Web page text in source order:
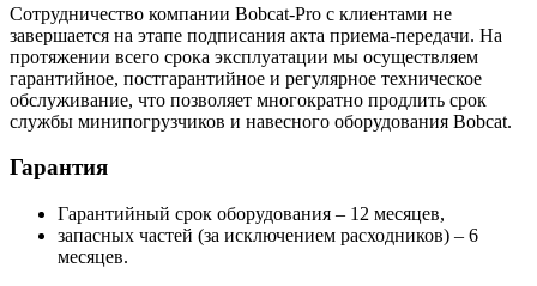
Сотрудничество компании Bobcat-Pro с клиентами не
завершается на этапе подписания акта приема-передачи. На
протяжении всего срока эксплуатации мы осуществляем
гарантийное, постгарантийное и регулярное техническое
обслуживание, что позволяет многократно продлить срок
службы минипогрузчиков и навесного оборудования Bobcat.
Гарантия
Гарантийный срок оборудования – 12 месяцев,
запасных частей (за исключением расходников) – 6
месяцев.